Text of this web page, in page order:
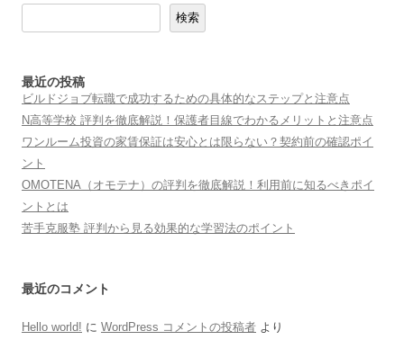
検索
最近の投稿
ビルドジョブ転職で成功するための具体的なステップと注意点
N高等学校 評判を徹底解説！保護者目線でわかるメリットと注意点
ワンルーム投資の家賃保証は安心とは限らない？契約前の確認ポイ
ント
OMOTENA（オモテナ）の評判を徹底解説！利用前に知るべきポイ
ントとは
苦手克服塾 評判から見る効果的な学習法のポイント
最近のコメント
Hello world! に WordPress コメントの投稿者 より